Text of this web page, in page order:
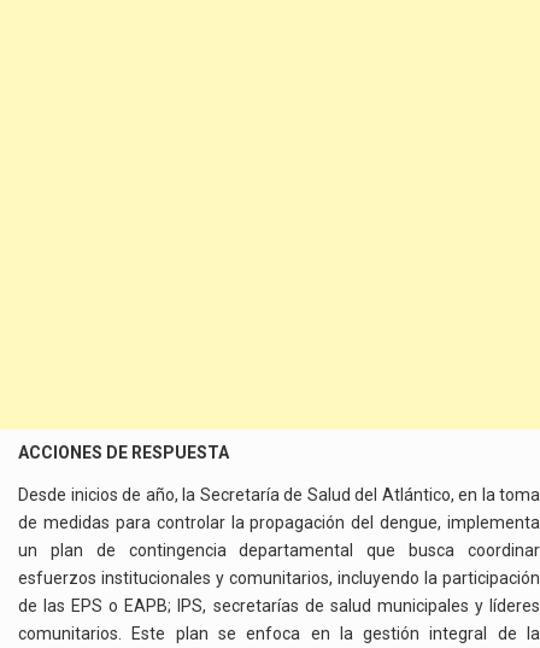
ACCIONES DE RESPUESTA
Desde inicios de año, la Secretaría de Salud del Atlántico, en la toma
de medidas para controlar la propagación del dengue, implementa
un plan de contingencia departamental que busca coordinar
esfuerzos institucionales y comunitarios, incluyendo la participación
de las EPS o EAPB; IPS, secretarías de salud municipales y líderes
comunitarios. Este plan se enfoca en la gestión integral de la